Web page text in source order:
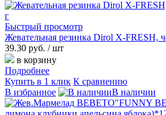
Быстрый просмотр
Жевательная резинка Dirol X-FRESH,
39.30 руб. / шт
в корзину
Подробнее
Купить в 1 клик К сравнению
В избранное
В наличии